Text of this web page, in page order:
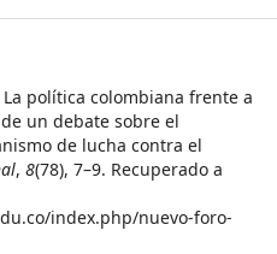
La política colombiana frente a
un debate sobre el
de lucha contra el
, 8(78), 7–9. Recuperado a
index.php/nuevo-foro-